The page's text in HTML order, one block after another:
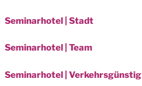
Seminarhotel | Stadt
Seminarhotel | Team
Seminarhotel | Verkehrsgünstig